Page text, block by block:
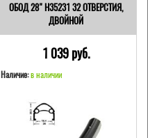
ОБОД 28" H35231 32 ОТВЕРСТИЯ,
ДВОЙНОЙ
1 039 pуб.
Наличие: в наличии